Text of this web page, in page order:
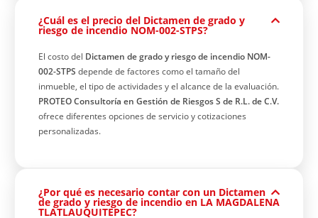
¿Cuál es el precio del Dictamen de grado y
riesgo de incendio NOM-002-STPS?
El costo del Dictamen de grado y riesgo de incendio NOM-
002-STPS depende de factores como el tamaño del
inmueble, el tipo de actividades y el alcance de la evaluación.
PROTEO Consultoría en Gestión de Riesgos S de R.L. de C.V.
ofrece diferentes opciones de servicio y cotizaciones
personalizadas.
¿Por qué es necesario contar con un Dictamen
de grado y riesgo de incendio en LA MAGDALENA
TLATLAUQUITEPEC?